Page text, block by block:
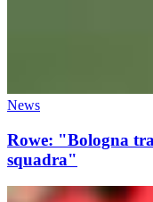
News
Rowe: "Bologna
squadra"